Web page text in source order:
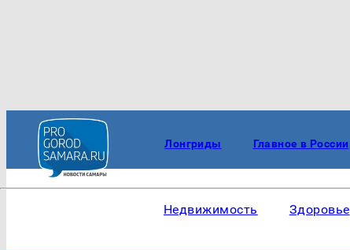
Лонгриды Главное в России
Недвижимость Здоровье